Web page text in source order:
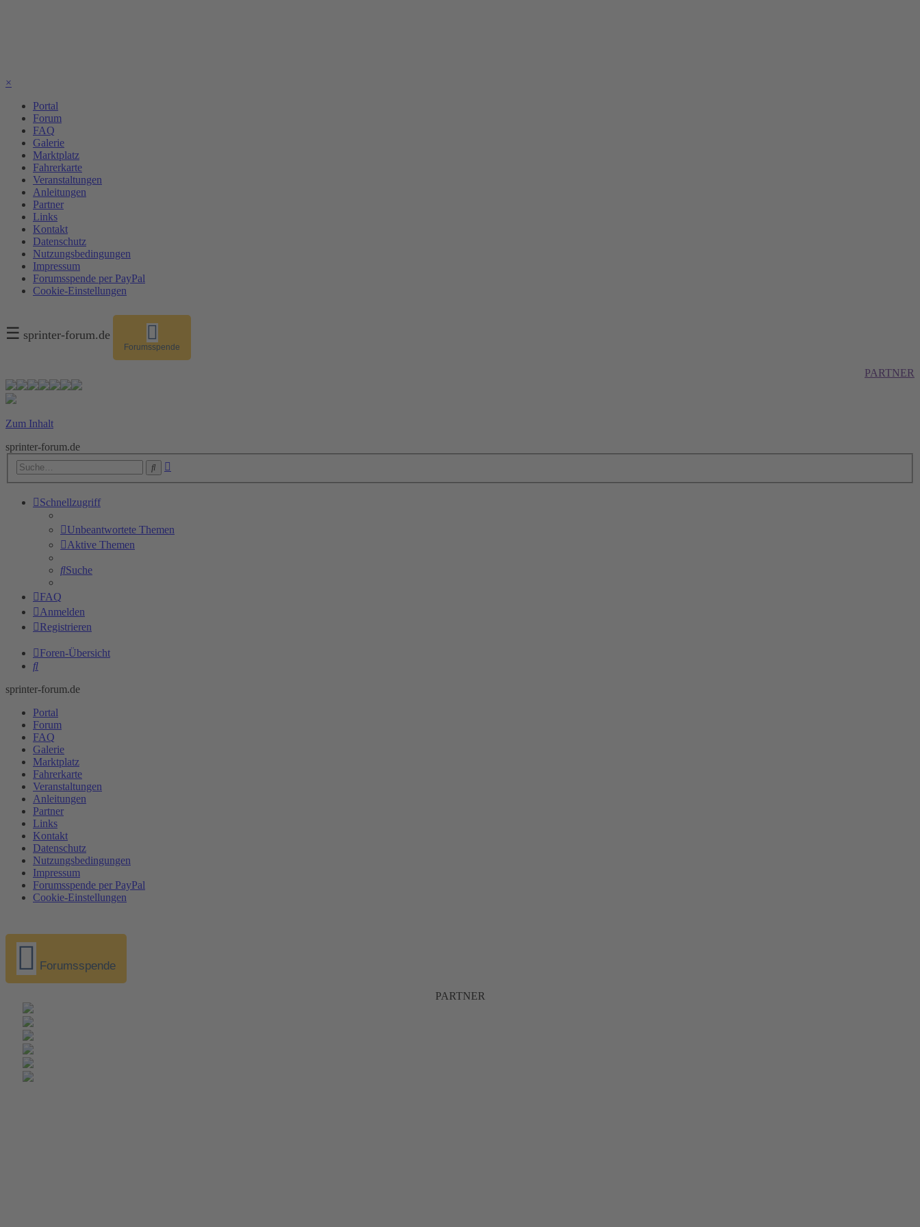
×
Portal
Forum
FAQ
Galerie
Marktplatz
Fahrerkarte
Veranstaltungen
Anleitungen
Partner
Links
Kontakt
Datenschutz
Nutzungsbedingungen
Impressum
Forumsspende per PayPal
Cookie-Einstellungen
☰ sprinter-forum.de
Forumsspende
PARTNER
Zum Inhalt
sprinter-forum.de
Suche
Schnellzugriff
Unbeantwortete Themen
Aktive Themen
Suche
FAQ
Anmelden
Registrieren
Foren-Übersicht
Suche
sprinter-forum.de
Portal
Forum
FAQ
Galerie
Marktplatz
Fahrerkarte
Veranstaltungen
Anleitungen
Partner
Links
Kontakt
Datenschutz
Nutzungsbedingungen
Impressum
Forumsspende per PayPal
Cookie-Einstellungen
Forumsspende
PARTNER